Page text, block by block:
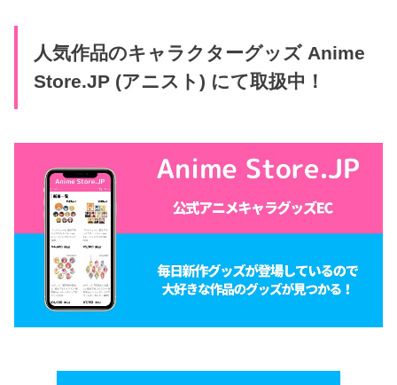
人気作品のキャラクターグッズ Anime
Store.JP (アニスト) にて取扱中！